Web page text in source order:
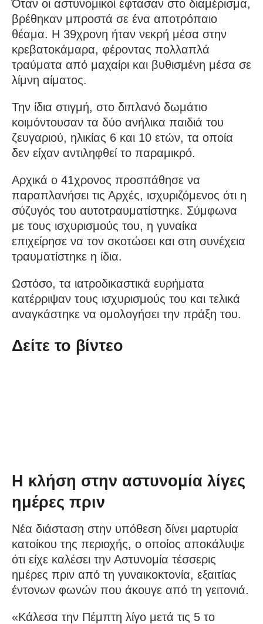
Όταν οι αστυνομικοί έφτασαν στο διαμέρισμα,
βρέθηκαν μπροστά σε ένα αποτρόπαιο
θέαμα. Η 39χρονη ήταν νεκρή μέσα στην
κρεβατοκάμαρα, φέροντας πολλαπλά
τραύματα από μαχαίρι και βυθισμένη μέσα σε
λίμνη αίματος.
Την ίδια στιγμή, στο διπλανό δωμάτιο
κοιμόντουσαν τα δύο ανήλικα παιδιά του
ζευγαριού, ηλικίας 6 και 10 ετών, τα οποία
δεν είχαν αντιληφθεί το παραμικρό.
Αρχικά ο 41χρονος προσπάθησε να
παραπλανήσει τις Αρχές, ισχυριζόμενος ότι η
σύζυγός του αυτοτραυματίστηκε. Σύμφωνα
με τους ισχυρισμούς του, η γυναίκα
επιχείρησε να τον σκοτώσει και στη συνέχεια
τραυματίστηκε η ίδια.
Ωστόσο, τα ιατροδικαστικά ευρήματα
κατέρριψαν τους ισχυρισμούς του και τελικά
αναγκάστηκε να ομολογήσει την πράξη του.
Δείτε το βίντεο
Η κλήση στην αστυνομία λίγες
ημέρες πριν
Νέα διάσταση στην υπόθεση δίνει μαρτυρία
κατοίκου της περιοχής, ο οποίος αποκάλυψε
ότι είχε καλέσει την Αστυνομία τέσσερις
ημέρες πριν από τη γυναικοκτονία, εξαιτίας
έντονων φωνών που άκουγε από τη γειτονιά.
«Κάλεσα την Πέμπτη λίγο μετά τις 5 το